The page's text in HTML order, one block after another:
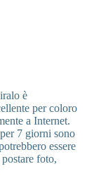
è
per coloro
a Internet.
7 giorni sono
essere
foto,